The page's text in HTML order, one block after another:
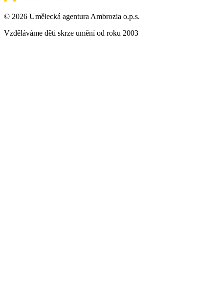
© 2026 Umělecká agentura Ambrozia o.p.s.
Vzděláváme děti skrze umění od roku 2003